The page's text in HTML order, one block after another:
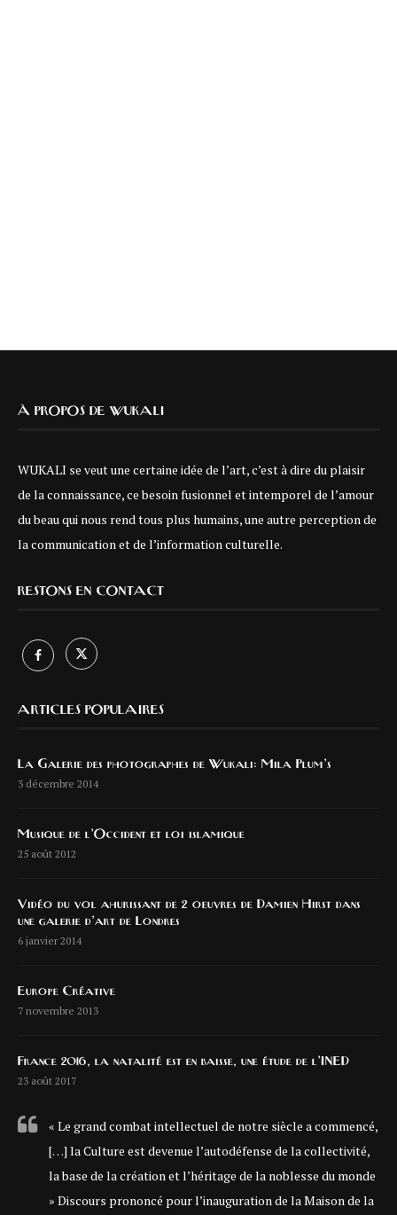
À PROPOS DE WUKALI
WUKALI se veut une certaine idée de l’art, c’est à dire du plaisir
de la connaissance, ce besoin fusionnel et intemporel de l’amour
du beau qui nous rend tous plus humains, une autre perception de
la communication et de l’information culturelle.
RESTONS EN CONTACT
ARTICLES POPULAIRES
La Galerie des photographes de Wukali: Mila Plum’s
3 décembre 2014
Musique de l’Occident et loi islamique
25 août 2012
Vidéo du vol ahurissant de 2 oeuvres de Damien Hirst dans
une galerie d’art de Londres
6 janvier 2014
Europe Créative
7 novembre 2013
France 2016, la natalité est en baisse, une étude de l’INED
23 août 2017
« Le grand combat intellectuel de notre siècle a commencé,
[…] la Culture est devenue l’autodéfense de la collectivité,
la base de la création et l’héritage de la noblesse du monde
» Discours prononcé pour l’inauguration de la Maison de la